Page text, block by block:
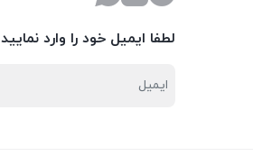
لطفا ایمیل خود را وارد نمایید